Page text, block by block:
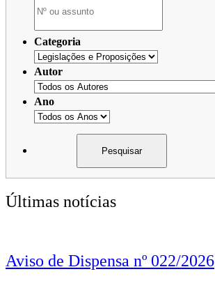
Categoria
Autor
Ano
Últimas notícias
Aviso de Dispensa nº 022/2026